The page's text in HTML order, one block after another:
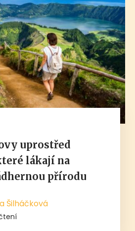
uprostřed
lákají na
přírodu
Šilháčková